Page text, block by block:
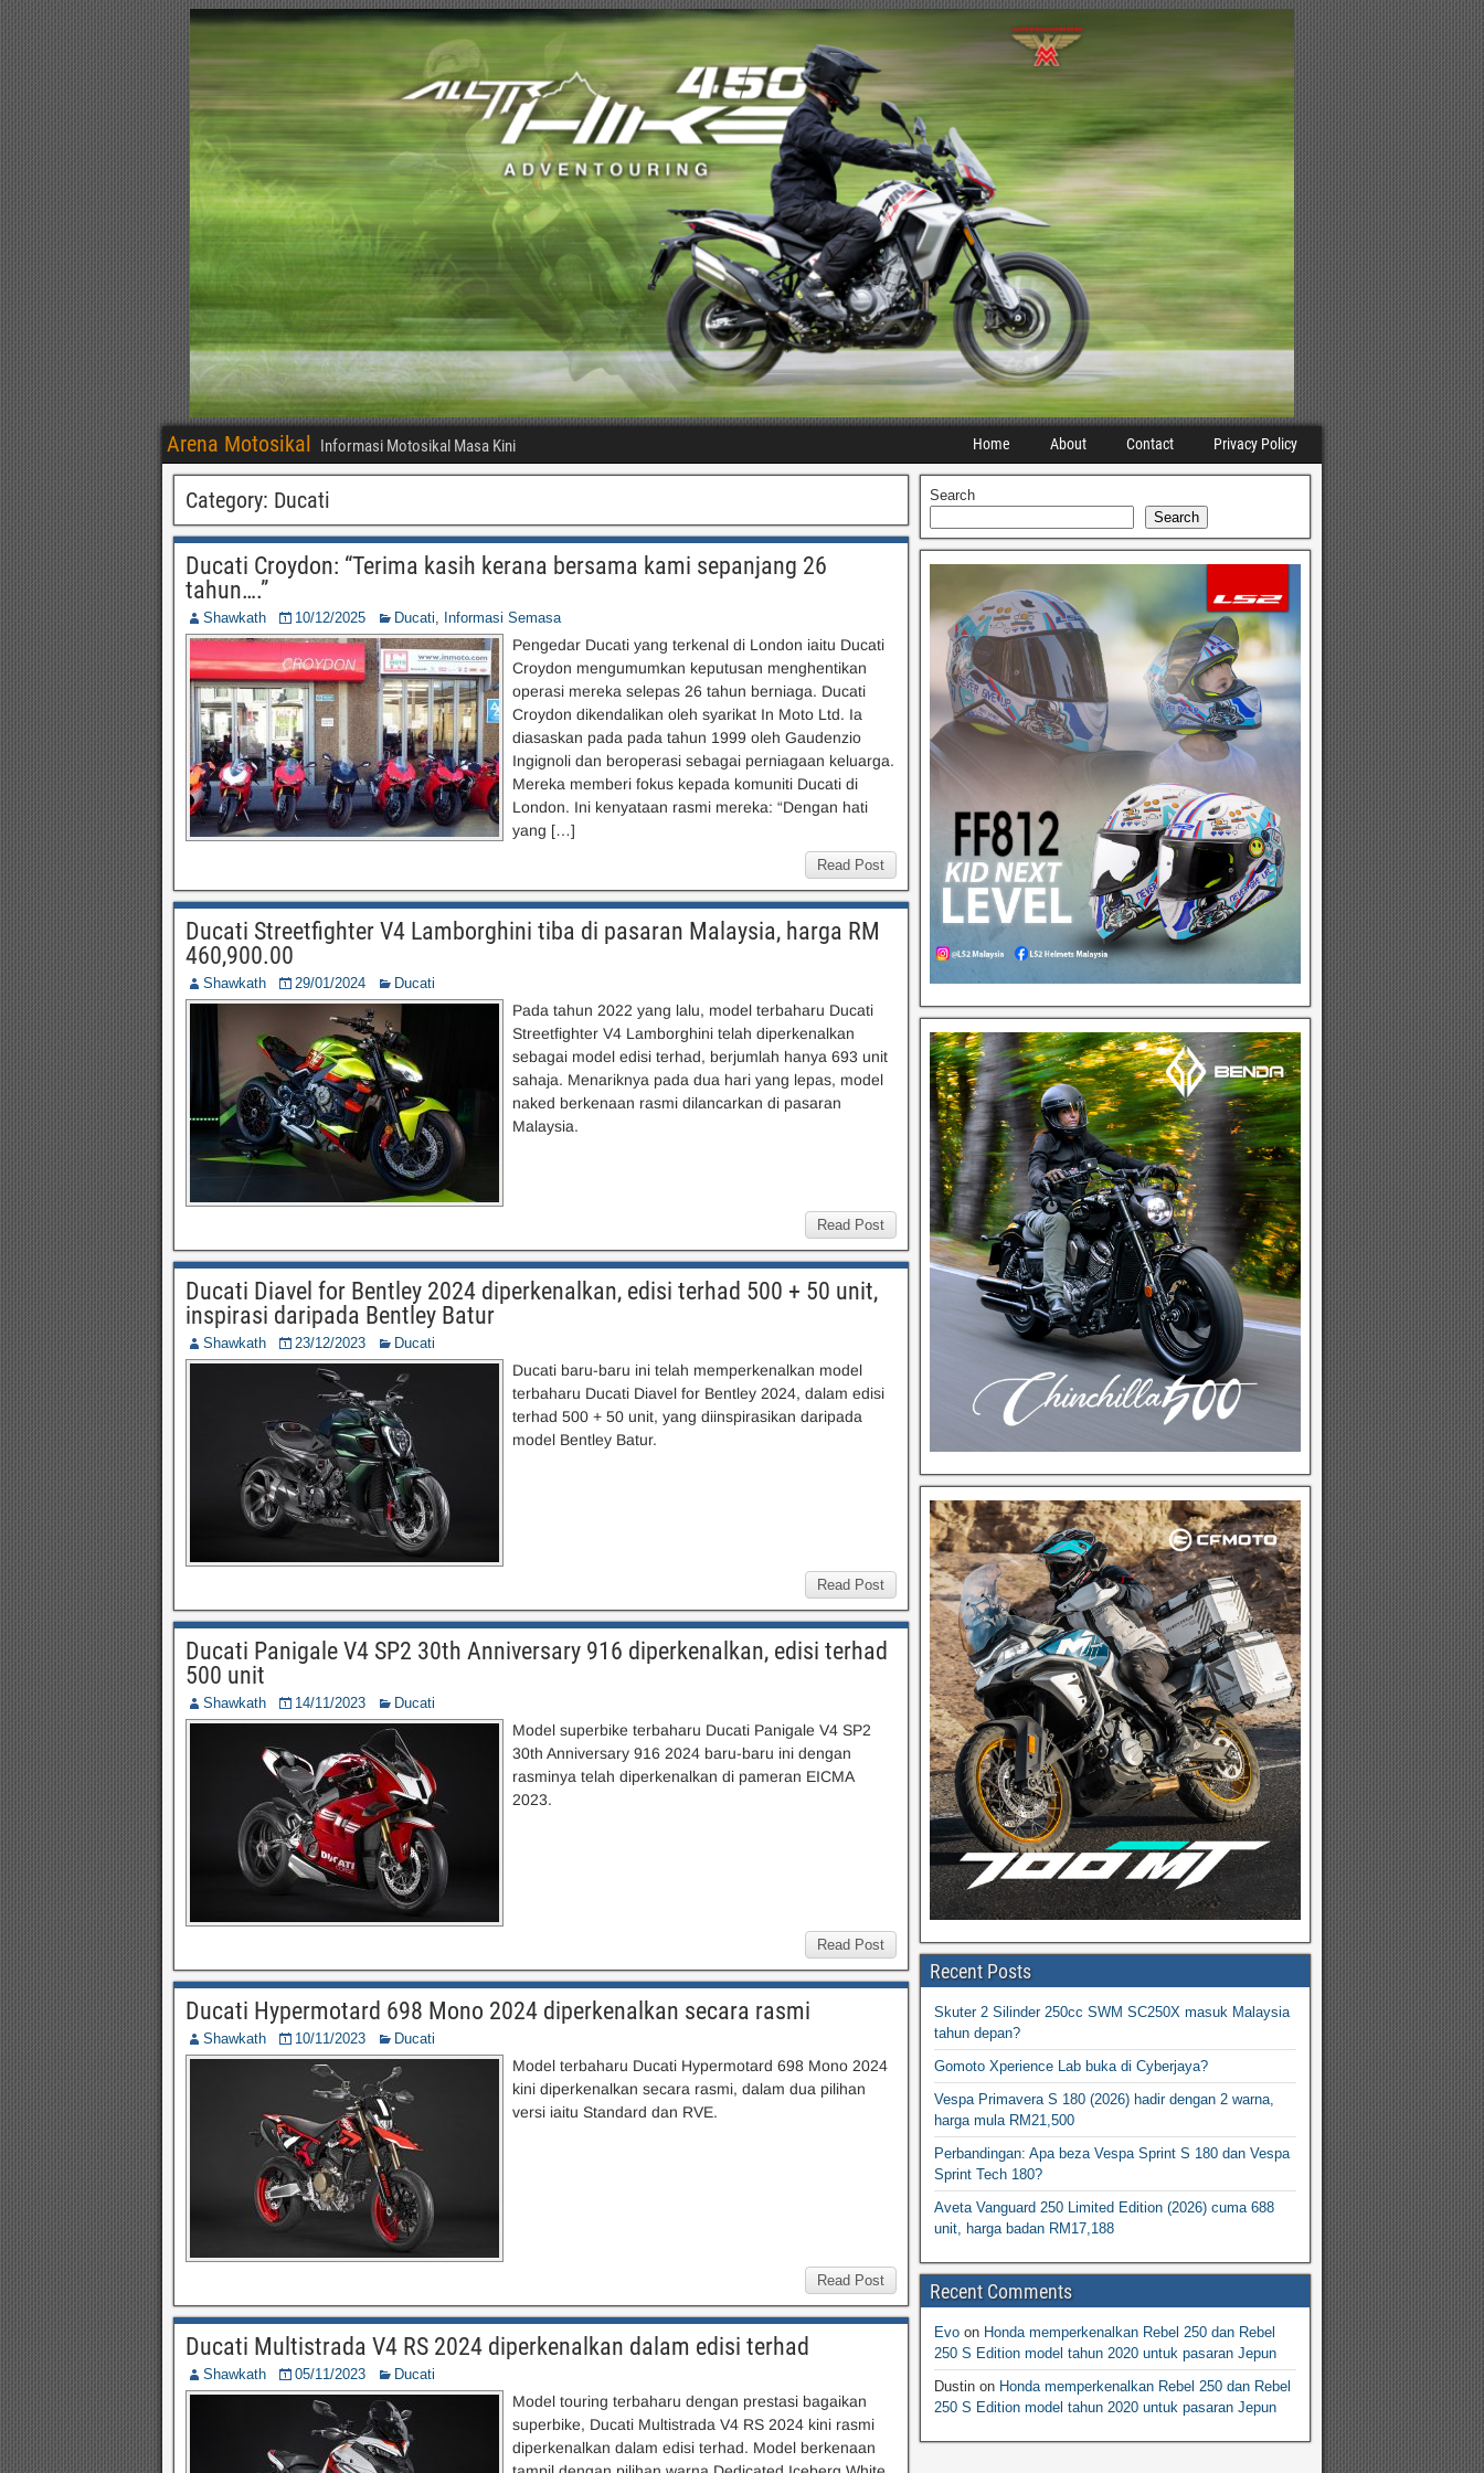
Arena Motosikal Informasi Motosikal Masa Kini Home About Contact Privacy Policy
Category: Ducati
Ducati Croydon: “Terima kasih kerana bersama kami sepanjang 26
tahun….”
Shawkath 10/12/2025 Ducati, Informasi Semasa
Pengedar Ducati yang terkenal di London iaitu Ducati
Croydon mengumumkan keputusan menghentikan
operasi mereka selepas 26 tahun berniaga. Ducati
Croydon dikendalikan oleh syarikat In Moto Ltd. Ia
diasaskan pada pada tahun 1999 oleh Gaudenzio
Ingignoli dan beroperasi sebagai perniagaan keluarga.
Mereka memberi fokus kepada komuniti Ducati di
London. Ini kenyataan rasmi mereka: “Dengan hati
yang […]
Read Post
Ducati Streetfighter V4 Lamborghini tiba di pasaran Malaysia, harga RM
460,900.00
Shawkath 29/01/2024 Ducati
Pada tahun 2022 yang lalu, model terbaharu Ducati
Streetfighter V4 Lamborghini telah diperkenalkan
sebagai model edisi terhad, berjumlah hanya 693 unit
sahaja. Menariknya pada dua hari yang lepas, model
naked berkenaan rasmi dilancarkan di pasaran
Malaysia.
Read Post
Ducati Diavel for Bentley 2024 diperkenalkan, edisi terhad 500 + 50 unit,
inspirasi daripada Bentley Batur
Shawkath 23/12/2023 Ducati
Ducati baru-baru ini telah memperkenalkan model
terbaharu Ducati Diavel for Bentley 2024, dalam edisi
terhad 500 + 50 unit, yang diinspirasikan daripada
model Bentley Batur.
Read Post
Ducati Panigale V4 SP2 30th Anniversary 916 diperkenalkan, edisi terhad
500 unit
Shawkath 14/11/2023 Ducati
Model superbike terbaharu Ducati Panigale V4 SP2
30th Anniversary 916 2024 baru-baru ini dengan
rasminya telah diperkenalkan di pameran EICMA
2023.
Read Post
Ducati Hypermotard 698 Mono 2024 diperkenalkan secara rasmi
Shawkath 10/11/2023 Ducati
Model terbaharu Ducati Hypermotard 698 Mono 2024
kini diperkenalkan secara rasmi, dalam dua pilihan
versi iaitu Standard dan RVE.
Read Post
Ducati Multistrada V4 RS 2024 diperkenalkan dalam edisi terhad
Shawkath 05/11/2023 Ducati
Model touring terbaharu dengan prestasi bagaikan
superbike, Ducati Multistrada V4 RS 2024 kini rasmi
diperkenalkan dalam edisi terhad. Model berkenaan
Search
Search
Recent Posts
Skuter 2 Silinder 250cc SWM SC250X masuk Malaysia
tahun depan?
Gomoto Xperience Lab buka di Cyberjaya?
Vespa Primavera S 180 (2026) hadir dengan 2 warna,
harga mula RM21,500
Perbandingan: Apa beza Vespa Sprint S 180 dan Vespa
Sprint Tech 180?
Aveta Vanguard 250 Limited Edition (2026) cuma 688
unit, harga badan RM17,188
Recent Comments
Evo on Honda memperkenalkan Rebel 250 dan Rebel
250 S Edition model tahun 2020 untuk pasaran Jepun
Dustin on Honda memperkenalkan Rebel 250 dan Rebel
250 S Edition model tahun 2020 untuk pasaran Jepun